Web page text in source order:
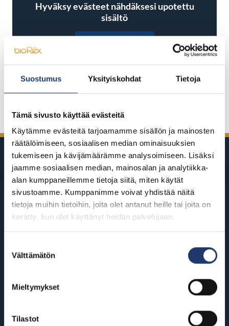
Suostumus Yksityiskohdat Tietoja
Tämä sivusto käyttää evästeitä
Käytämme evästeitä tarjoamamme sisällön ja mainosten
räätälöimiseen, sosiaalisen median ominaisuuksien
tukemiseen ja kävijämäärämme analysoimiseen. Lisäksi
jaamme sosiaalisen median, mainosalan ja analytiikka-
alan kumppaneillemme tietoja siitä, miten käytät
sivustoamme. Kumppanimme voivat yhdistää näitä
tietoja muihin tietoihin, joita olet antanut heille tai joita on
kerätty, kun olet käyttänyt heidän palvelujaan.
valinta
Välttämätön
Mieltymykset
Tilastot
Hyväksy evästeet nähdäksesi upotettu
sisältö
BioRexillä on 12 elokuvateatteria
ympäri Suomea
Helsinki
BioRex Tripla
Hyvinkää